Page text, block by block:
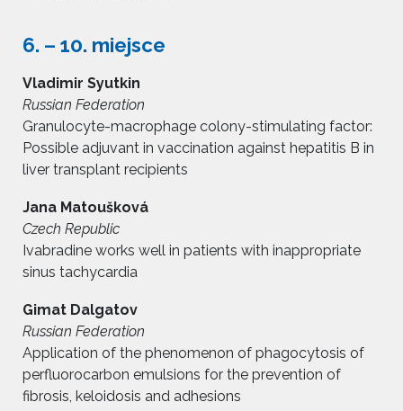
6. – 10. miejsce
Vladimir Syutkin
Russian Federation
Granulocyte-macrophage colony-stimulating factor:
Possible adjuvant in vaccination against hepatitis B in
liver transplant recipients
Jana Matoušková
Czech Republic
Ivabradine works well in patients with inappropriate
sinus tachycardia
Gimat Dalgatov
Russian Federation
Application of the phenomenon of phagocytosis of
perfluorocarbon emulsions for the prevention of
fibrosis, keloidosis and adhesions